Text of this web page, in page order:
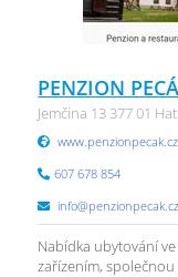
PENZION
Jemčina 13 377 01
www.penzionpecak.cz
607 678 854
info@penzionpecak.cz
Nabídka ubytování
zařízením,